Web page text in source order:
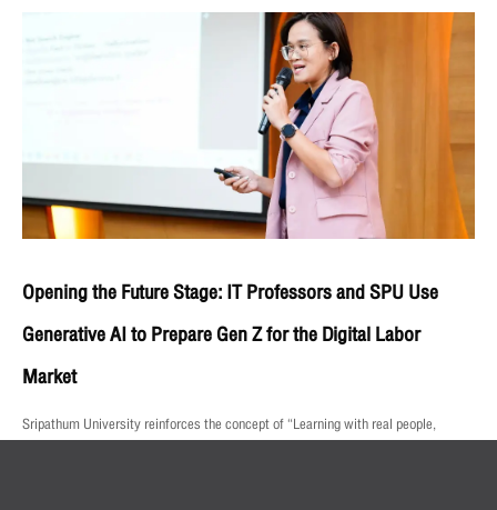
Opening the Future Stage: IT Professors and SPU Use
Generative AI to Prepare Gen Z for the Digital Labor
Market
Sripathum University reinforces the concept of “Learning with real people,